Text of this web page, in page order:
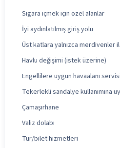
Sigara içmek için özel alanlar
İyi aydınlatılmış giriş yolu
Üst katlara yalnızca merdivenler
Havlu değişimi (istek üzerine)
Engellilere uygun havaalanı
Tekerlekli sandalye kullanımına
Çamaşırhane
Valiz dolabı
Tur/bilet hizmetleri